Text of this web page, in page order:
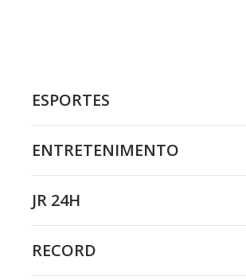
ESPORTES
ENTRETENIMENTO
JR 24H
RECORD